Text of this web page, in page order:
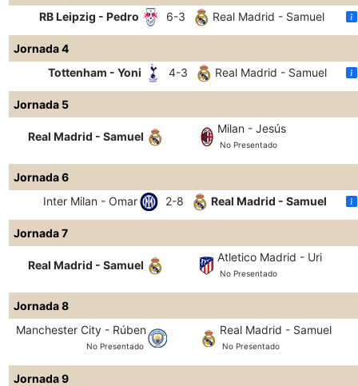
RB Leipzig - Pedro
6-3 Real Madrid - Samuel
Jornada 4
Tottenham - Yoni
4-3 Real Madrid - Samuel
Jornada 5
Real Madrid - Samuel
Milan - Jesús
No Presentado
Jornada 6
Inter Milan - Omar
2-8 Real Madrid - Samuel
Jornada 7
Real Madrid - Samuel
Atletico Madrid - Uri
No Presentado
Jornada 8
Manchester City - Rúben
No Presentado
Real Madrid - Samuel
No Presentado
Jornada 9